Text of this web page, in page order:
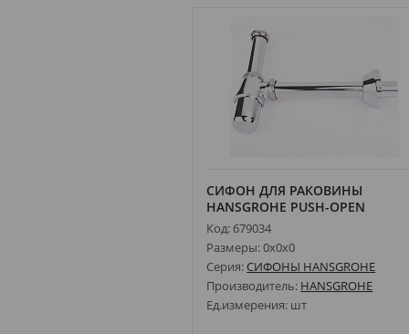
СИФОН ДЛЯ РАКОВИНЫ
HANSGROHE PUSH-OPEN
52010000
Код: 679034
Размеры: 0х0х0
Серия: СИФОНЫ HANSGROHE
Производитель: HANSGROHE
Ед.измерения: шт